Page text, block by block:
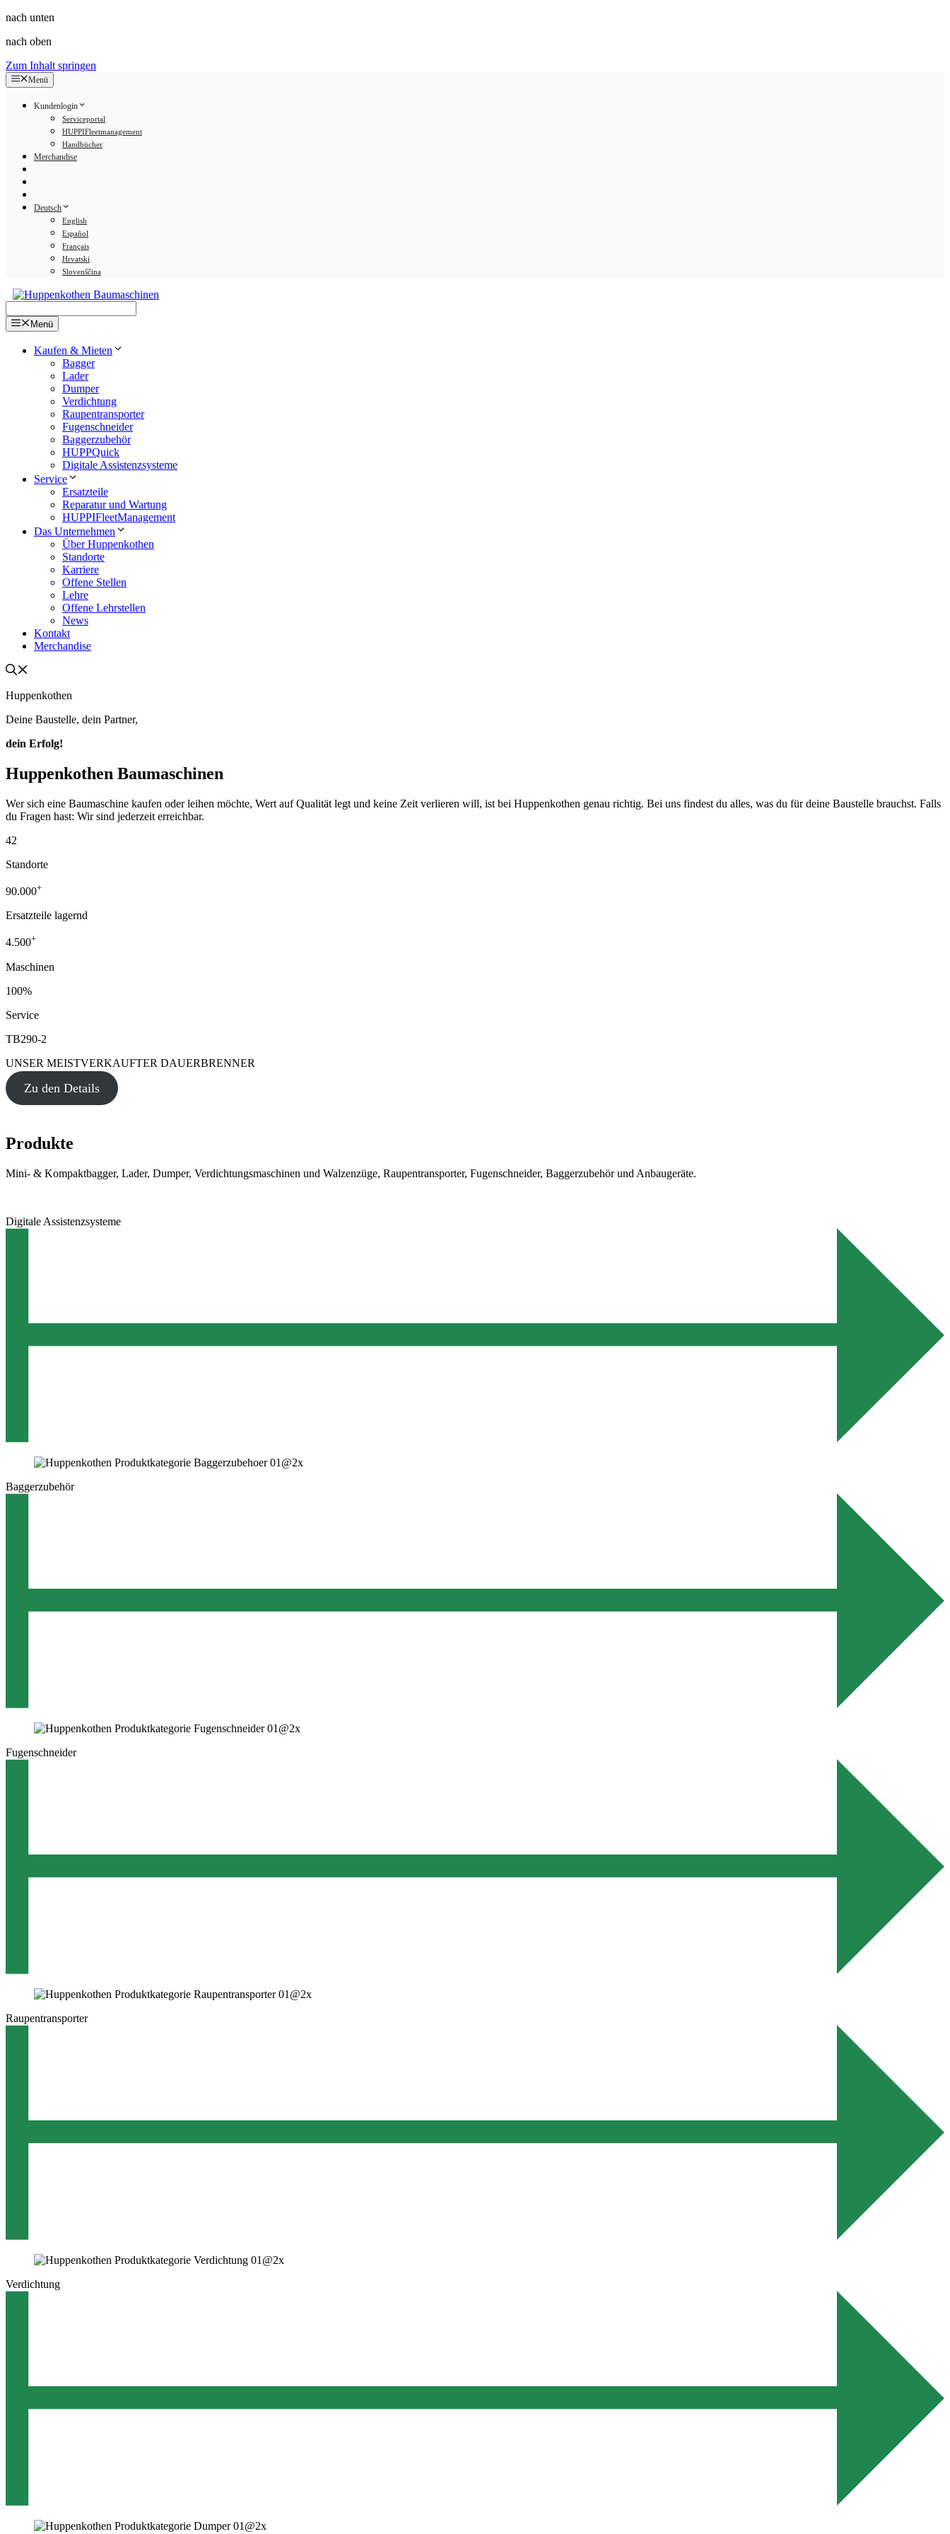
nach unten
nach oben
Zum Inhalt springen
Menü
Kundenlogin
Serviceportal
HUPPIFleetmanagement
Handbücher
Merchandise
Deutsch
English
Español
Français
Hrvatski
Slovenščina
Menü
Kaufen & Mieten
Bagger
Lader
Dumper
Verdichtung
Raupentransporter
Fugenschneider
Baggerzubehör
HUPPQuick
Digitale Assistenzsysteme
Service
Ersatzteile
Reparatur und Wartung
HUPPIFleetManagement
Das Unternehmen
Über Huppenkothen
Standorte
Karriere
Offene Stellen
Lehre
Offene Lehrstellen
News
Kontakt
Merchandise
Huppenkothen
Deine Baustelle, dein Partner,
dein Erfolg!
Huppenkothen Baumaschinen
Wer sich eine Baumaschine kaufen oder leihen möchte, Wert auf Qualität legt und keine Zeit verlieren will, ist bei Huppenkothen genau richtig. Bei uns findest du alles, was du für deine Baustelle brauchst. Falls
du Fragen hast: Wir sind jederzeit erreichbar.
42
Standorte
90.000+
Ersatzteile lagernd
4.500+
Maschinen
100%
Service
TB290-2
UNSER MEISTVERKAUFTER DAUERBRENNER
Zu den Details
Produkte
Mini- & Kompaktbagger, Lader, Dumper, Verdichtungsmaschinen und Walzenzüge, Raupentransporter, Fugenschneider, Baggerzubehör und Anbaugeräte.
Digitale Assistenzsysteme
Baggerzubehör
Fugenschneider
Raupentransporter
Verdichtung